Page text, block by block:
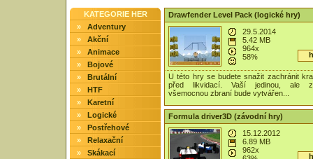
KATEGORIE HER
» Adventury
» Akční
» Animace
» Bojové
» Brutální
» HTF
» Karetní
» Logické
» Postřehové
» Relaxační
» Skákací
Drawfender Level Pack (logické hry)
29.5.2014
5.42 MB
964x
58%
U této hry se budete snažit zachránit
před likvidací. Vaší jedinou, ale
všemocnou zbraní bude vytvářen...
Formula driver3D (závodní hry)
15.12.2012
6.89 MB
962x